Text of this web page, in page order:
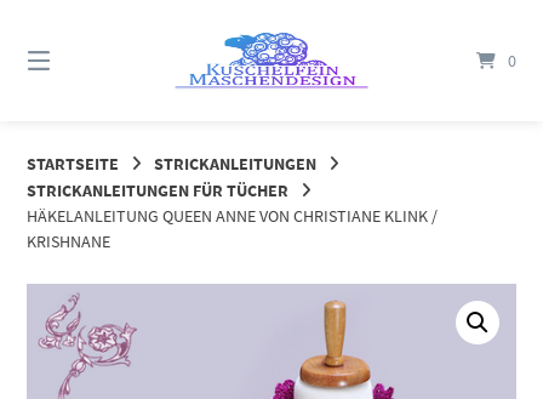
Inhalt
0
STARTSEITE
STRICKANLEITUNGEN
STRICKANLEITUNGEN FÜR TÜCHER
HÄKELANLEITUNG QUEEN ANNE VON CHRISTIANE KLINK /
KRISHNANE